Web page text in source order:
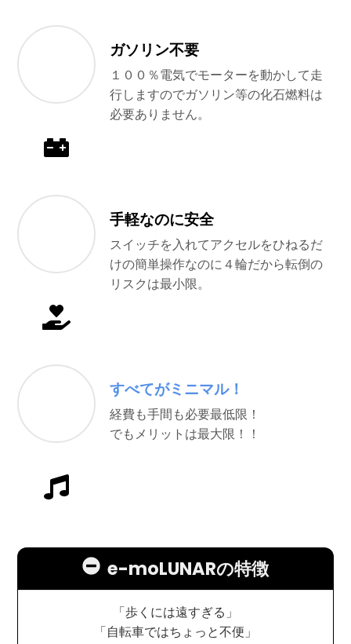
ガソリン不要
１００％電気でモーターを動かして走
行しますのでガソリン等の化石燃料は
必要ありません。
手軽なのに安全
スイッチを入れてアクセルをひねるだ
けの簡単操作なのに４輪だから転倒の
リスクは最小限。
すべてがミニマル！
経費も手間も必要最低限！
でもメリットは最大限！！
e-moLUNARの特徴
「歩くには遠すぎる」
「自転車ではちょっと不便」